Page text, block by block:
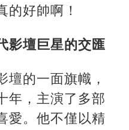
的好帥啊！
影壇巨星的交匯
壇的一面旗幟，
年，主演了多部
愛。他不僅以精